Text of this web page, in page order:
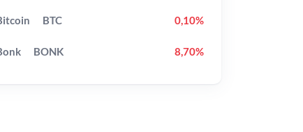
BTC 0,10%
BONK 8,70%